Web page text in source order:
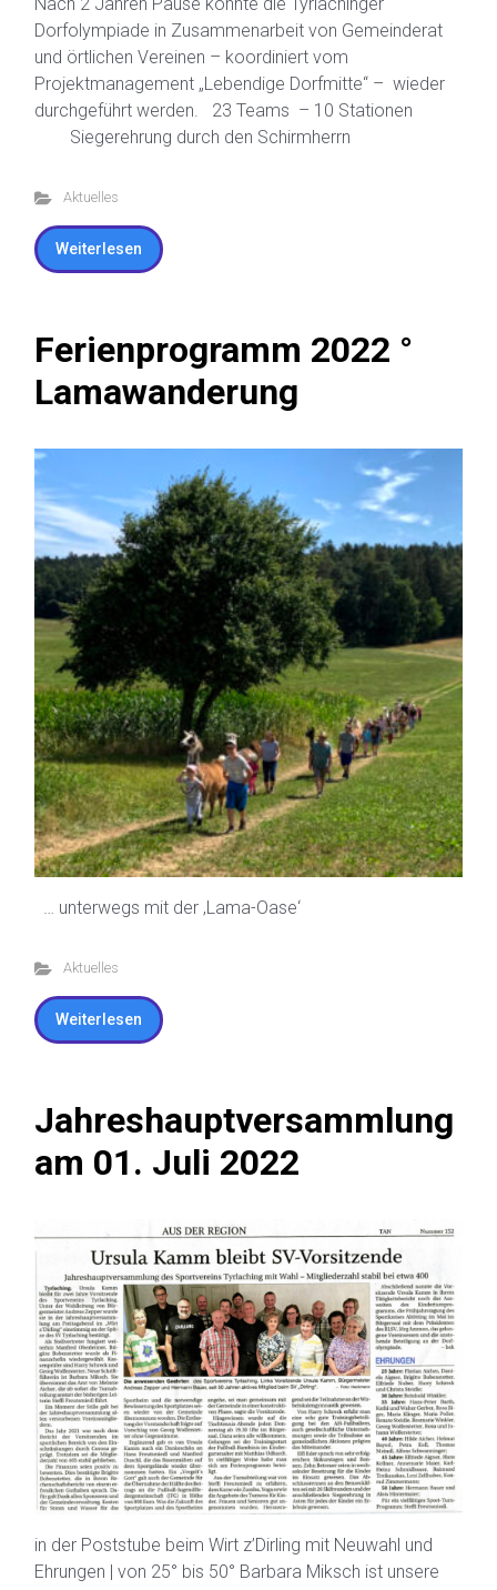
Dorfolympiade in Zusammenarbeit von Gemeinderat
und örtlichen Vereinen – koordiniert vom
Projektmanagement „Lebendige Dorfmitte“ – wieder
durchgeführt werden. 23 Teams – 10 Stationen
Siegerehrung durch den Schirmherrn
Aktuelles
Weiterlesen
Ferienprogramm 2022 °
Lamawanderung
… unterwegs mit der ‚Lama-Oase‘
Aktuelles
Weiterlesen
Jahreshauptversammlung
am 01. Juli 2022
in der Poststube beim Wirt z’Dirling mit Neuwahl und
Ehrungen | von 25° bis 50° Barbara Miksch ist unsere